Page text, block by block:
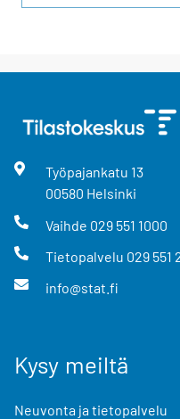
Työpajankatu 13
00580 Helsinki
Vaihde 029 551 1000
Tietopalvelu 029 551
info@stat.fi
Kysy meiltä
Neuvonta ja tietopalvelu